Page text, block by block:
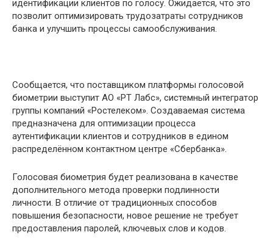
идентификации клиентов по голосу. Ожидается, что это
позволит оптимизировать трудозатраты сотрудников
банка и улучшить процессы самообслуживания.
Сообщается, что поставщиком платформы голосовой
биометрии выступит АО «РТ Лабс», системный интегратор
группы компаний «Ростелеком». Создаваемая система
предназначена для оптимизации процесса
аутентификации клиентов и сотрудников в едином
распределённом контактном центре «Сбербанка».
Голосовая биометрия будет реализована в качестве
дополнительного метода проверки подлинности
личности. В отличие от традиционных способов
повышения безопасности, новое решение не требует
предоставления паролей, ключевых слов и кодов.